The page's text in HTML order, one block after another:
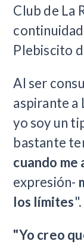
Club de La
Plebiscito
Al ser
aspirante a
yo soy un
bastante
cuando me
expresión-
los límites".
"Yo creo